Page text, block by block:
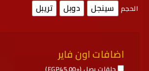
الحجم سينجل دوبل تريبل
اضافات اون فاير